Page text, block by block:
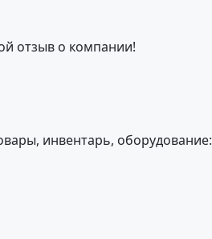
отзыв о компании!
инвентарь, оборудование: